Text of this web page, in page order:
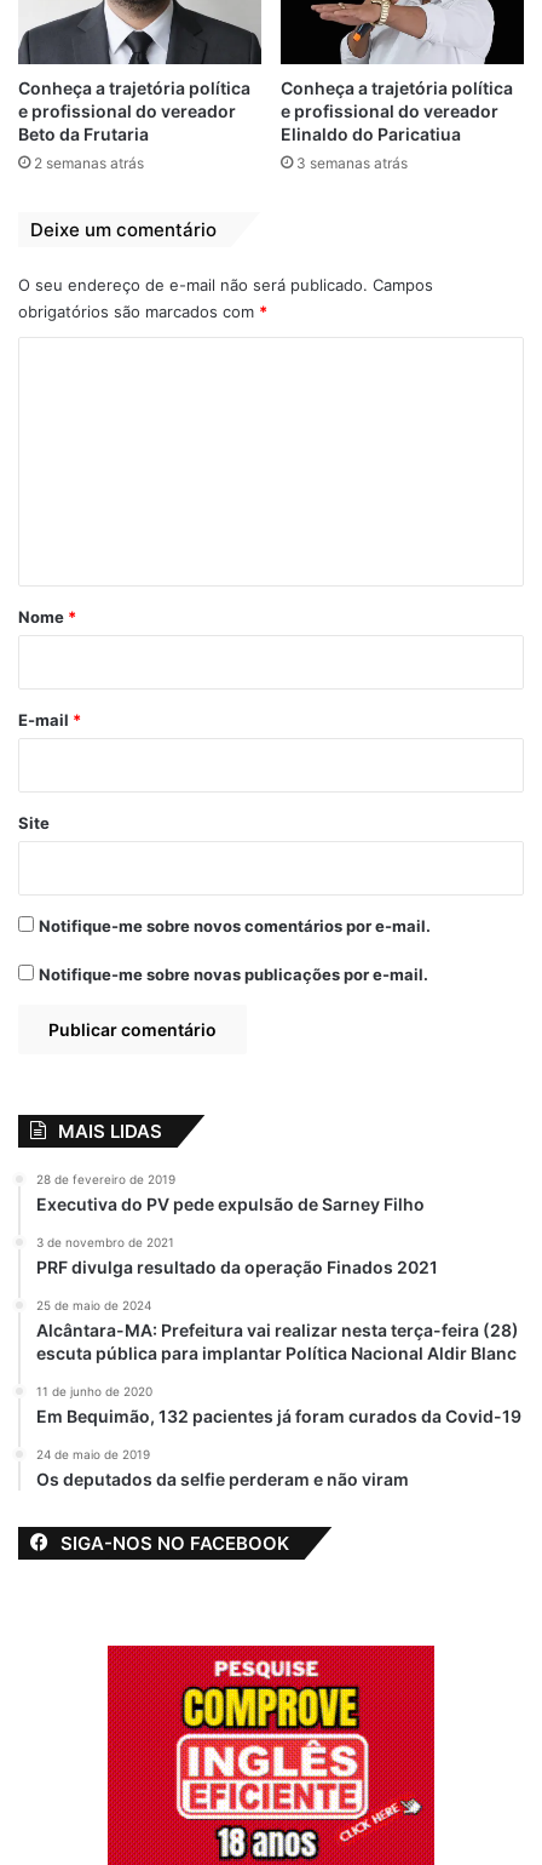
Qualquer informação sobre o paradeiro da
motocicleta, basta ligar para a polícia no
número190
ou entrar em contato pelo
celular98289-8204
. Vamos ajudar a
tomada de assalto em Bequimão-MA.
Conheça a trajetória política
e profissional do vereador
Beto da Frutaria
2 semanas atrás
Conheça a trajetória política
e profissional do vereador
Elinaldo do Paricatiua
3 semanas atrás
Deixe um comentário
O seu endereço de e-mail não será publicado. Campos
obrigatórios são marcados com *
r
*
Nome *
E-mail *
Site
Notifique-me sobre novos comentários por e-mail.
Notifique-me sobre novas publicações por e-mail.
MAIS LIDAS
28 de fevereiro de 2019
Executiva do PV pede expulsão de Sarney Filho
3 de novembro de 2021
PRF divulga resultado da operação Finados 2021
25 de maio de 2024
Alcântara-MA: Prefeitura vai realizar nesta terça-feira (28)
escuta pública para implantar Política Nacional Aldir Blanc
11 de junho de 2020
Em Bequimão, 132 pacientes já foram curados da Covid-19
24 de maio de 2019
Os deputados da selfie perderam e não viram
SIGA-NOS NO FACEBOOK